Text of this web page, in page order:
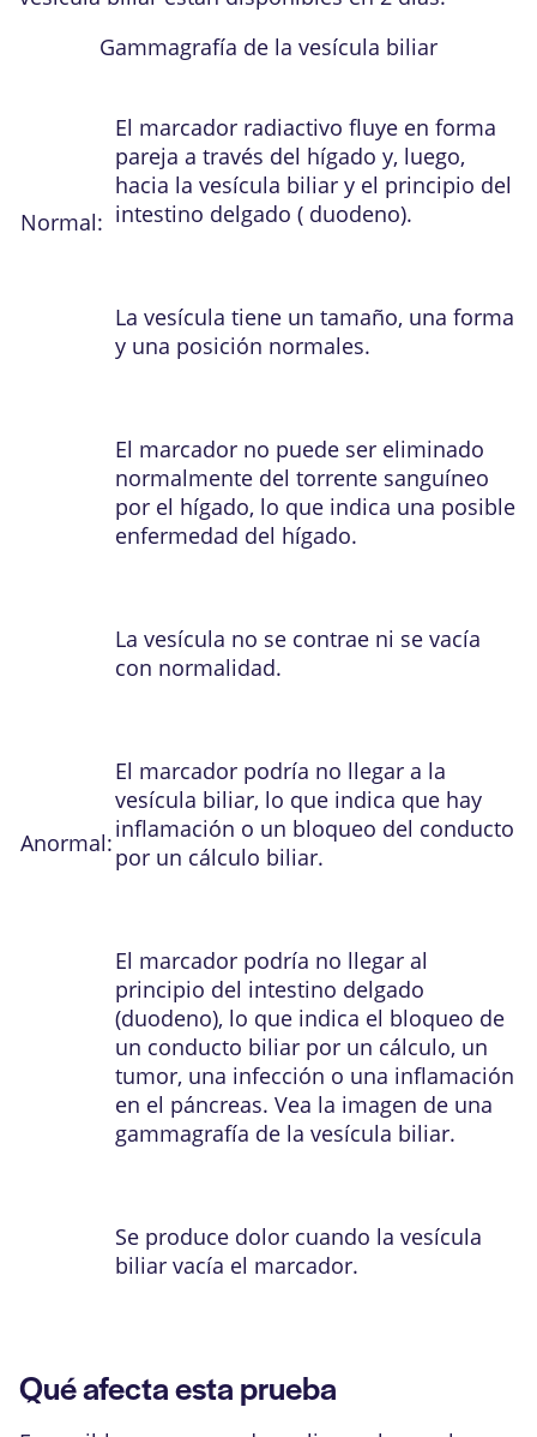
Gammagrafía de la vesícula biliar
Normal:
El marcador radiactivo fluye en forma
pareja a través del hígado y, luego,
hacia la vesícula biliar y el principio del
intestino delgado ( duodeno).
La vesícula tiene un tamaño, una forma
y una posición normales.
Anormal:
El marcador no puede ser eliminado
normalmente del torrente sanguíneo
por el hígado, lo que indica una posible
enfermedad del hígado.
La vesícula no se contrae ni se vacía
con normalidad.
El marcador podría no llegar a la
vesícula biliar, lo que indica que hay
inflamación o un bloqueo del conducto
por un cálculo biliar.
El marcador podría no llegar al
principio del intestino delgado
(duodeno), lo que indica el bloqueo de
un conducto biliar por un cálculo, un
tumor, una infección o una inflamación
en el páncreas. Vea la imagen de una
gammagrafía de la vesícula biliar.
Se produce dolor cuando la vesícula
biliar vacía el marcador.
Qué afecta esta prueba